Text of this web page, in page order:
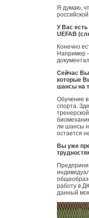
Я думаю,
У Вас
UEFAB
Конечно
Например
Сейчас Вы
которые
шансы на
Обучение
спорта.
ли шансы
остается
Вы уже
работу в
данный